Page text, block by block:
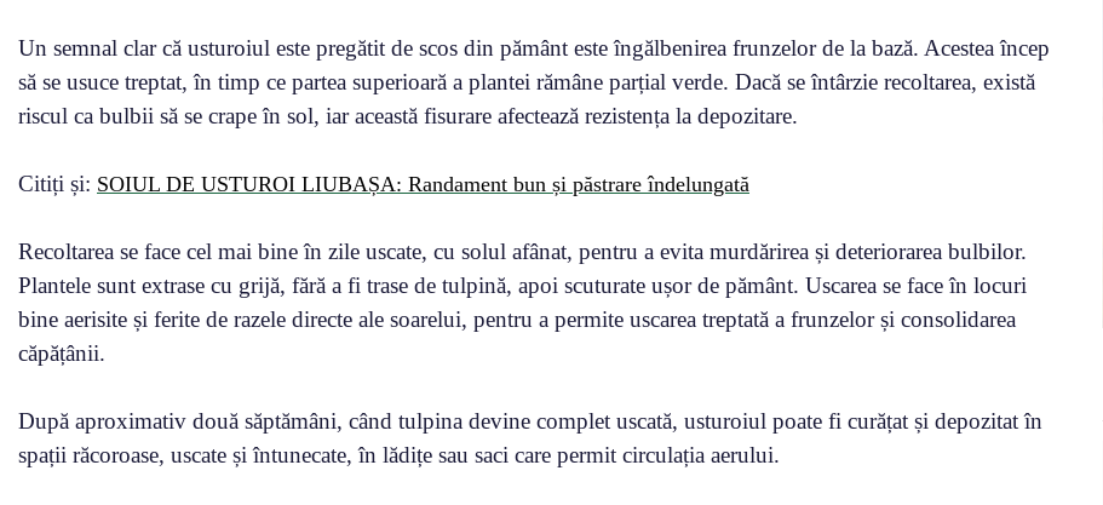
Un semnal clar că usturoiul este pregătit de scos din pământ este îngălbenirea frunzelor de la bază. Acestea încep
să se usuce treptat, în timp ce partea superioară a plantei rămâne parțial verde. Dacă se întârzie recoltarea, există
riscul ca bulbii să se crape în sol, iar această fisurare afectează rezistența la depozitare.
Citiți și: SOIUL DE USTUROI LIUBAȘA: Randament bun și păstrare îndelungată
Recoltarea se face cel mai bine în zile uscate, cu solul afânat, pentru a evita murdărirea și deteriorarea bulbilor.
Plantele sunt extrase cu grijă, fără a fi trase de tulpină, apoi scuturate ușor de pământ. Uscarea se face în locuri
bine aerisite și ferite de razele directe ale soarelui, pentru a permite uscarea treptată a frunzelor și consolidarea
căpățânii.
După aproximativ două săptămâni, când tulpina devine complet uscată, usturoiul poate fi curățat și depozitat în
spații răcoroase, uscate și întunecate, în lădițe sau saci care permit circulația aerului.